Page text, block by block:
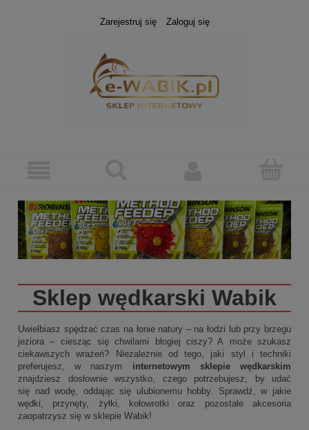
Zarejestruj się Zaloguj się
Sklep wędkarski Wabik
Uwielbiasz spędzać czas na łonie natury – na łodzi lub przy brzegu
jeziora – ciesząc się chwilami błogiej ciszy? A może szukasz
ciekawszych wrażeń? Niezależnie od tego, jaki styl i techniki
preferujesz, w naszym internetowym sklepie wędkarskim
znajdziesz dosłownie wszystko, czego potrzebujesz, by udać
się nad wodę, oddając się ulubionemu hobby. Sprawdź, w jakie
wędki, przynęty, żyłki, kołowrotki oraz pozostałe akcesoria
zaopatrzysz się w sklepie Wabik!